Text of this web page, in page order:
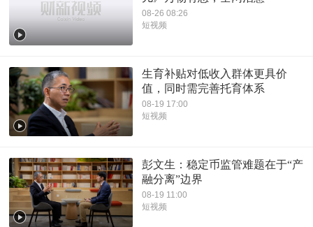
08-26 08:26
短视频
生育补贴对低收入群体更具价
值，同时需完善托育体系
08-19 17:00
短视频
彭文生：稳定币监管难题在于“产
融分离”边界
08-19 11:00
短视频